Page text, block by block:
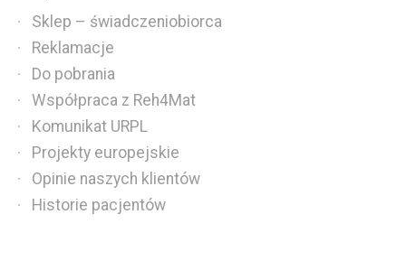
Sklep – świadczeniobiorca
Reklamacje
Do pobrania
Współpraca z Reh4Mat
Komunikat URPL
Projekty europejskie
Opinie naszych klientów
Historie pacjentów